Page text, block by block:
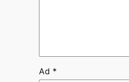
Ad *